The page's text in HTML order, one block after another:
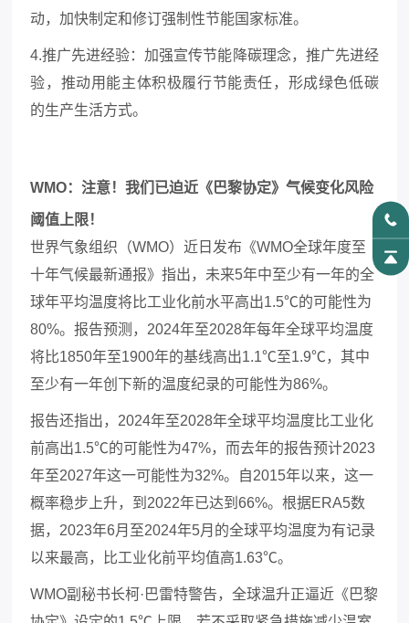
动，加快制定和修订强制性节能国家标准。
4.推广先进经验：加强宣传节能降碳理念，推广先进经
验，推动用能主体积极履行节能责任，形成绿色低碳
的生产生活方式。
WMO：注意！我们已迫近《巴黎协定》气候变化风险
阈值上限！
世界气象组织（WMO）近日发布《WMO全球年度至
十年气候最新通报》指出，未来5年中至少有一年的全
球年平均温度将比工业化前水平高出1.5℃的可能性为
80%。报告预测，2024年至2028年每年全球平均温度
将比1850年至1900年的基线高出1.1℃至1.9℃，其中
至少有一年创下新的温度纪录的可能性为86%。
报告还指出， 2024年至2028年全球平均温度比工业化
前高出1.5℃的可能性为47%，而去年的报告预计2023
年至2027年这一可能性为32%。自2015年以来，这一
概率稳步上升，到2022年已达到66%。根据ERA5数
据，2023年6月至2024年5月的全球平均温度为有记录
以来最高，比工业化前平均值高1.63℃。
WMO副秘书长柯·巴雷特警告，全球温升正逼近《巴黎